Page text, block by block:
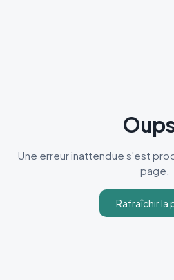
Une erreur inattendue s'est
page.
Rafraîchir la